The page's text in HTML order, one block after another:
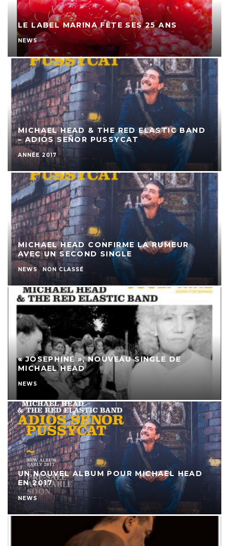
LE LABEL MARINA FÊTE SES 25 ANS
NEWS
MICHAEL HEAD & THE RED ELASTIC BAND
– ADIÓS SEÑOR PUSSYCAT
ANNÉE 2017
MICHAEL HEAD CONFIRME LA RUMEUR
AVEC UN SECOND SINGLE
NEWS NON CLASSÉ
« JOSEPHINE », NOUVEAU SINGLE DE
MICHAEL HEAD
NEWS
UN NOUVEL ALBUM POUR MICHAEL HEAD
EN 2017
NEWS